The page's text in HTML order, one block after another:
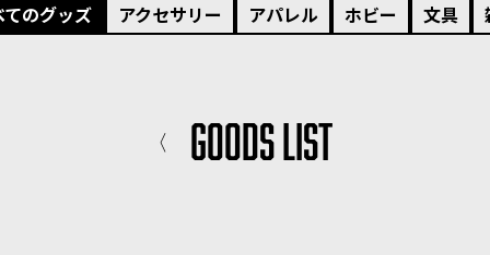
てのグッズ アクセサリー アパレル ホビー 文具
〈 GOODS LIST